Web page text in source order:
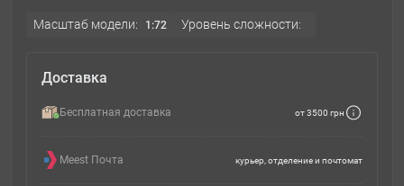
Масштаб модели: 1:72 Уровень сложности:
Доставка
Бесплатная доставка от 3500 грн
Meest Почта курьер, отделение и почтомат